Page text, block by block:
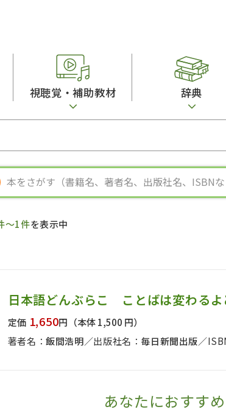
子ども向け
文法
発音・聴解
作文
視聴覚・補助教材
絵本・子ども向け補助 図表
辞典
スペイン語辞典
中国
ポルトガル語辞典
ロシ
語彙・意味
文章
表記
言語学
～1件を表示中
日本語どんぶらこ ことばは変わるよ
定価 1,650円 （本体 1,500 円）
著者名：飯間浩明 出版社名： 毎日新聞出版
あなたにおすす